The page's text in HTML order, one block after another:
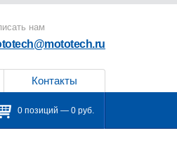
нам
Контакты
0 позиций — 0 руб.